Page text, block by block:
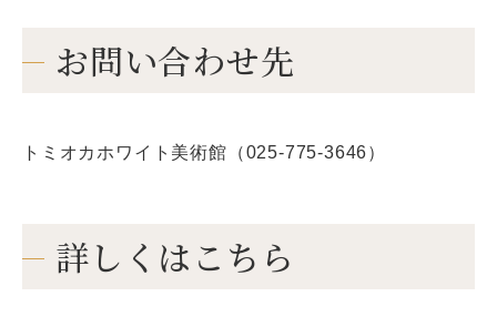
お問い合わせ先
トミオカホワイト美術館（025-775-3646）
詳しくはこちら